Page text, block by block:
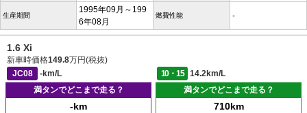
生産期間
1995年09月～199
6年08月
燃費性能 -
1.6 Xi
新車時価格149.8万円(税抜)
JC08
-km/L 10・15
14.2km/L
満タンでどこまで走る？
-km
満タンでどこまで走る？
710km